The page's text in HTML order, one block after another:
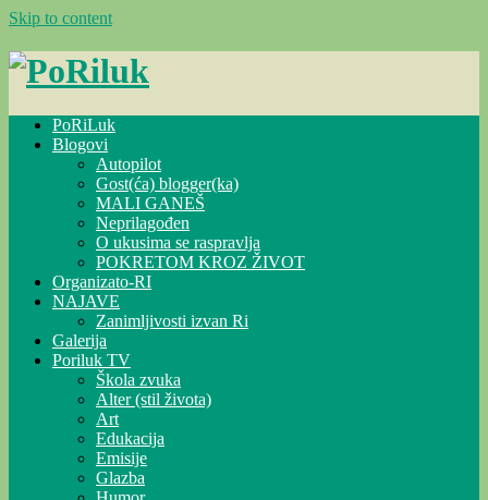
Skip to content
PoRiLuk
Blogovi
Autopilot
Gost(ća) blogger(ka)
MALI GANEŠ
Neprilagođen
O ukusima se raspravlja
POKRETOM KROZ ŽIVOT
Organizato-RI
NAJAVE
Zanimljivosti izvan Ri
Galerija
Poriluk TV
Škola zvuka
Alter (stil života)
Art
Edukacija
Emisije
Glazba